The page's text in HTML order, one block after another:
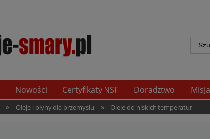
Nowości Certyfikaty NSF Doradztwo Misja
» Oleje i płyny dla przemysłu » Oleje do niskich temperatur